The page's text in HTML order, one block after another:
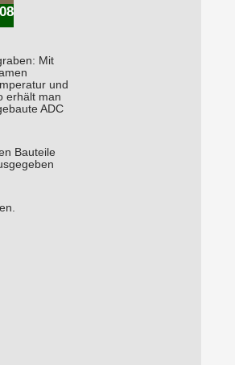
Mit
und
erhält man
ADC
Bauteile